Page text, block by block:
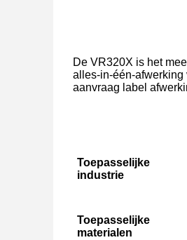
De VR320X is het
alles-in-één-
aanvraag label
Toepasselijke
industrie
Toepasselijke
materialen